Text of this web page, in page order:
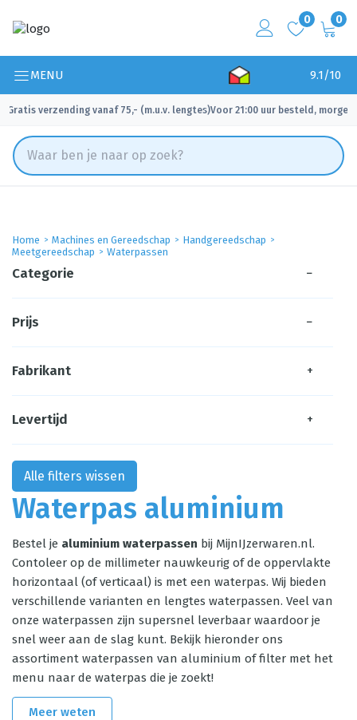
0 0
MENU 9.1/10
Gratis verzending vanaf 75,- (m.u.v. lengtes)
✓ Voor 21:00 uur besteld, morgen
Home Machines en Gereedschap
Handgereedschap
Meetgereedschap
Waterpassen
Waterpas aluminium
Bestel je aluminium waterpassen bij MijnIJzerwaren.nl.
Contoleer op de millimeter nauwkeurig of de oppervlakte
horizontaal (of verticaal) is met een waterpas. Wij bieden
verschillende varianten en lengtes waterpassen. Veel van
onze waterpassen zijn supersnel leverbaar waardoor je
snel weer aan de slag kunt. Bekijk hieronder ons
assortiment waterpassen van aluminium of filter met het
menu naar de waterpas die je zoekt!
Meer weten
Categorie −
Prijs −
Fabrikant +
Levertijd +
Alle filters wissen